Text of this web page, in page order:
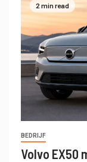
2 min read
BEDRIJF
Volvo EX50